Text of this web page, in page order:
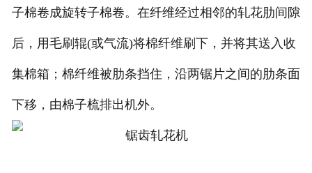
子棉卷成旋转子棉卷。在纤维经过相邻的轧花肋间隙
后，用毛刷辊(或气流)将棉纤维刷下，并将其送入收
集棉箱；棉纤维被肋条挡住，沿两锯片之间的肋条面
下移，由棉子梳排出机外。